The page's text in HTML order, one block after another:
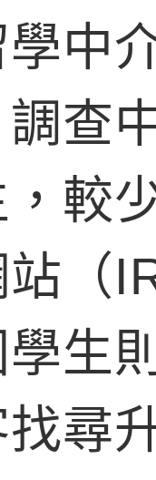
中
查
，較
（
生
尋